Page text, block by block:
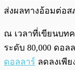
ส่งผลทางอ้อมต่อ
ณ เวลาที่เขียนบท
ระดับ 80,000 ดอล
ดอลลาร์ ลดลงเพี